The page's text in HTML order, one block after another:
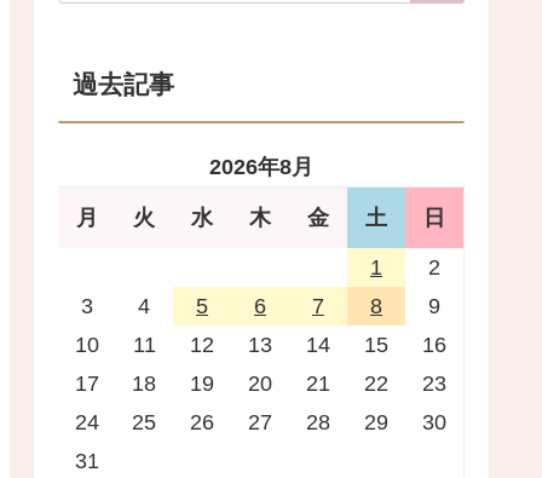
過去記事
2026年8月
月 火 水 木 金 土 日
1
2
3
4 5 6 7 8
9
10
11 12 13 14 15
16
17
18 19 20 21 22
23
24
25 26 27 28 29
30
31